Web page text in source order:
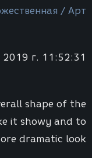
/ Арт
2019 г. 11:52:31
shape of the
it showy and to
dramatic look